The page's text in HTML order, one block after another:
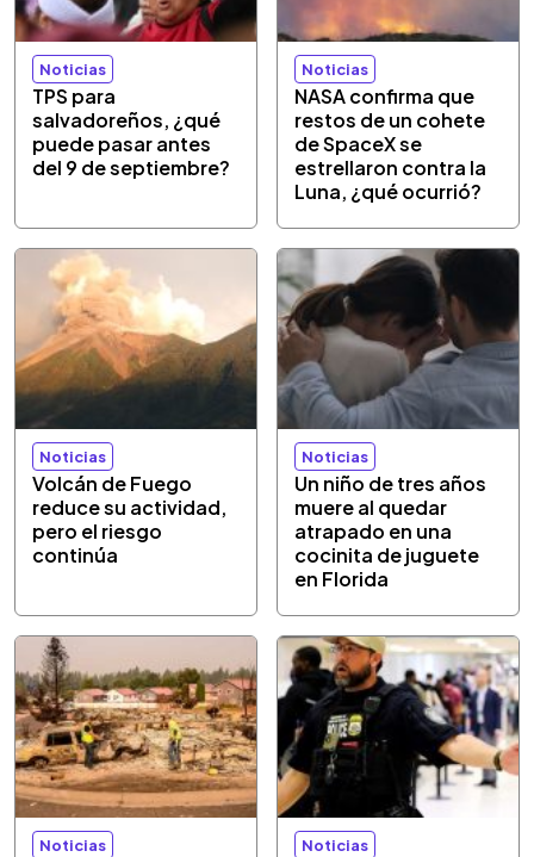
Noticias
TPS para
salvadoreños, ¿qué
puede pasar antes
del 9 de septiembre?
Noticias
NASA confirma que
restos de un cohete
de SpaceX se
estrellaron contra la
Luna, ¿qué ocurrió?
Noticias
Volcán de Fuego
reduce su actividad,
pero el riesgo
continúa
Noticias
Un niño de tres años
muere al quedar
atrapado en una
cocinita de juguete
en Florida
Noticias Noticias